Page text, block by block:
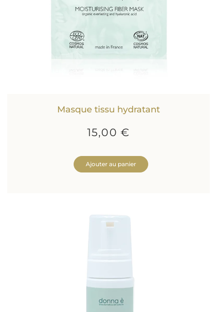
Masque tissu hydratant
15,00 €
Ajouter au panier